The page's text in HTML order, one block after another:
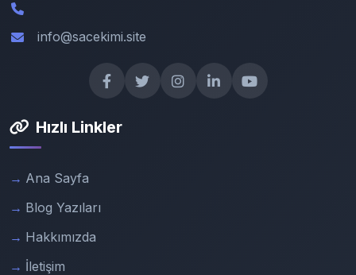
info@sacekimi.site
Hızlı Linkler
Ana Sayfa
Blog Yazıları
Hakkımızda
İletişim